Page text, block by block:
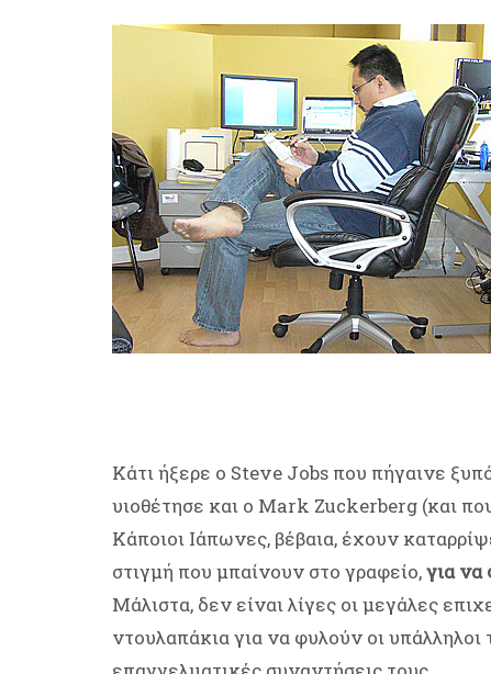
Κάτι ήξερε ο Steve Jobs που πήγαινε
υιοθέτησε και ο Mark Zuckerberg (και
Κάποιοι Ιάπωνες, βέβαια, έχουν
στιγμή που μπαίνουν στο γραφείο,για να
Μάλιστα, δεν είναι λίγες οι μεγάλες
ντουλαπάκια για να φυλούν οι